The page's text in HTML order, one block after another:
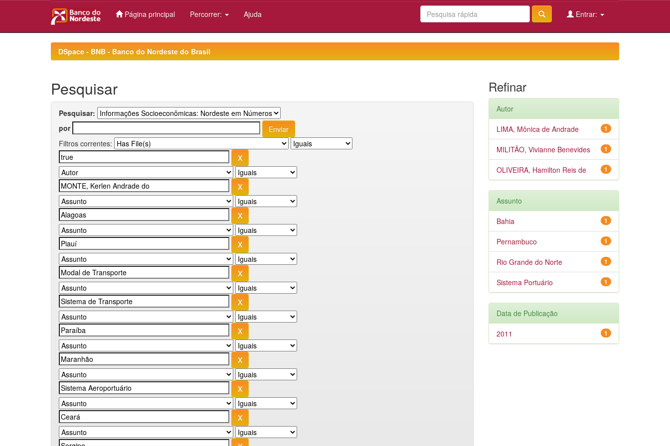
Página principal Percorrer: Ajuda Entrar:
DSpace - BNB - Banco do Nordeste do Brasil
Pesquisar
Pesquisar:
por
Filtros correntes:
Refinar
Autor
1
LIMA, Mônica de Andrade
1
MILITÃO, Vivianne Benevides
1
OLIVEIRA, Hamilton Reis de
Assunto
1
Bahia
1
Pernambuco
1
Rio Grande do Norte
1
Sistema Portuário
Data de Publicação
1
2011